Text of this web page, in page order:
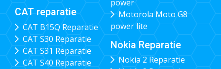
CAT reparatie
CAT B15Q Reparatie
CAT S30 Reparatie
CAT S31 Reparatie
CAT S40 Reparatie
power
Motorola Moto G8
power lite
Nokia Reparatie
Nokia 2 Reparatie